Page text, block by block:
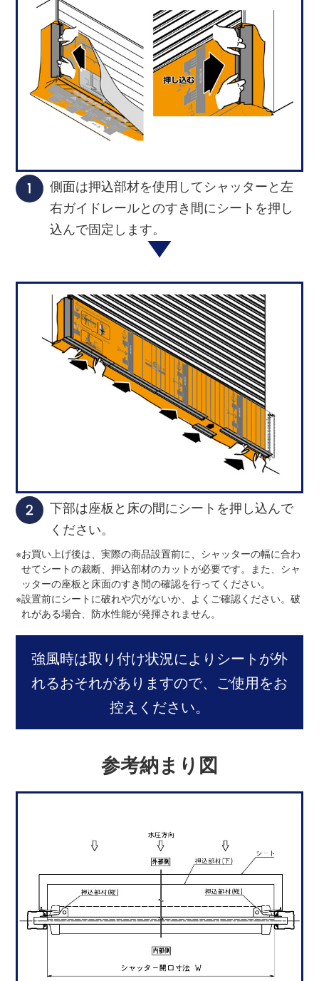
側面は押込部材を使用してシャッターと左
右ガイドレールとのすき間にシートを押し
込んで固定します。
下部は座板と床の間にシートを押し込んで
ください。
※お買い上げ後は、実際の商品設置前に、シャッターの幅に合わ
せてシートの裁断、押込部材のカットが必要です。また、シャ
ッターの座板と床面のすき間の確認を行ってください。
※設置前にシートに破れや穴がないか、よくご確認ください。破
れがある場合、防水性能が発揮されません。
強風時は取り付け状況によりシートが外
れるおそれがありますので、ご使用をお
控えください。
参考納まり図